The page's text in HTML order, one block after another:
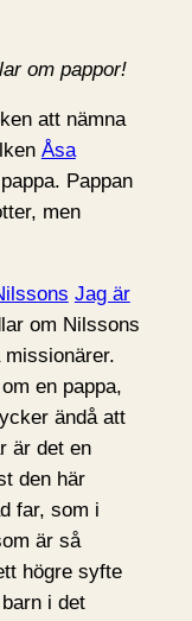
om pappor!
att nämna
Åsa
Pappan
men
Jag är
om Nilssons
en pappa,
ändå att
är det en
den här
far, som i
är så
högre syfte
i det